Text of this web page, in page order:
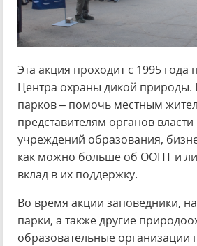
Эта акция проходит с 1995 года
Центра охраны дикой
парков – помочь местным
представителям органов
учреждений образования,
как можно больше об ООПТ и
вклад в их поддержку.
Во время акции заповедники,
парки, а также другие
образовательные организации